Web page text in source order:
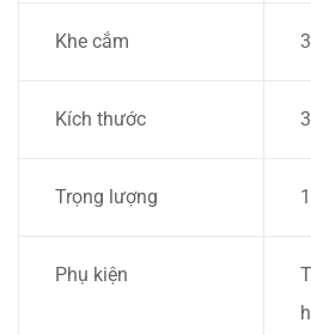
Khe cắm 3
Kích thước
Trọng lượng
Phụ kiện